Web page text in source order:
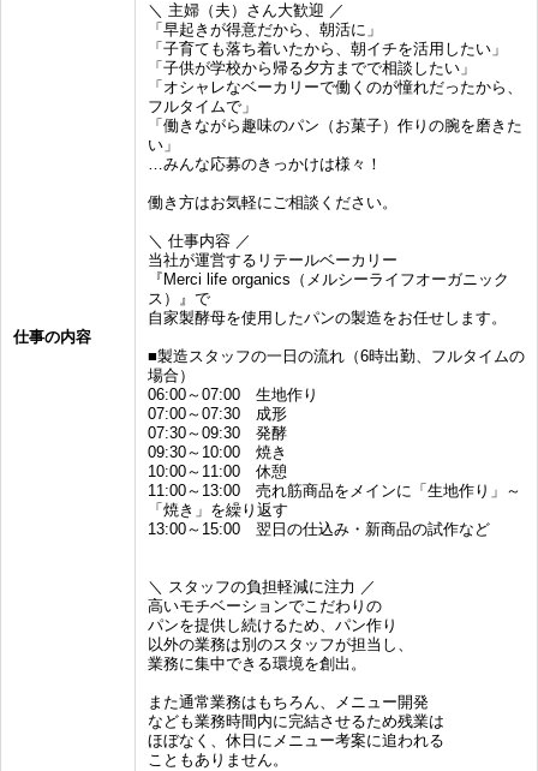
仕事の内容
＼ 主婦（夫）さん大歓迎 ／
「早起きが得意だから、朝活に」
「子育ても落ち着いたから、朝イチを活用したい」
「子供が学校から帰る夕方までで相談したい」
「オシャレなベーカリーで働くのが憧れだったから、
フルタイムで」
「働きながら趣味のパン（お菓子）作りの腕を磨きた
い」
…みんな応募のきっかけは様々！
働き方はお気軽にご相談ください。
＼ 仕事内容 ／
当社が運営するリテールベーカリー
『Merci life organics（メルシーライフオーガニック
ス）』で
自家製酵母を使用したパンの製造をお任せします。
■製造スタッフの一日の流れ（6時出勤、フルタイムの
場合）
06:00～07:00 生地作り
07:00～07:30 成形
07:30～09:30 発酵
09:30～10:00 焼き
10:00～11:00 休憩
11:00～13:00 売れ筋商品をメインに「生地作り」～
「焼き」を繰り返す
13:00～15:00 翌日の仕込み・新商品の試作など
＼ スタッフの負担軽減に注力 ／
高いモチベーションでこだわりの
パンを提供し続けるため、パン作り
以外の業務は別のスタッフが担当し、
業務に集中できる環境を創出。
また通常業務はもちろん、メニュー開発
なども業務時間内に完結させるため残業は
ほぼなく、休日にメニュー考案に追われる
こともありません。